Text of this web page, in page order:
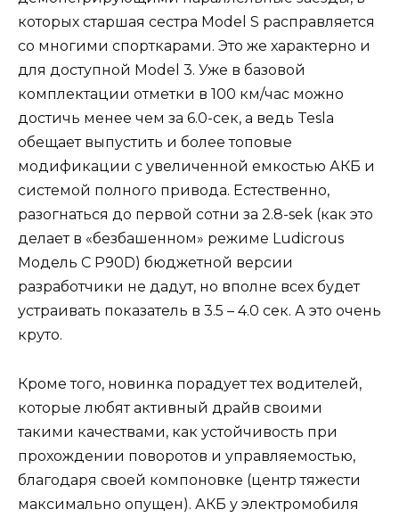
которых старшая сестра Model S расправляется
со многими спорткарами. Это же характерно и
для доступной Model 3. Уже в базовой
комплектации отметки в 100 км/час можно
достичь менее чем за 6.0-сек, а ведь Tesla
обещает выпустить и более топовые
модификации с увеличенной емкостью АКБ и
системой полного привода. Естественно,
разогнаться до первой сотни за 2.8-sek (как это
делает в «безбашенном» режиме Ludicrous
Модель С P90D) бюджетной версии
разработчики не дадут, но вполне всех будет
устраивать показатель в 3.5 – 4.0 сек. А это очень
круто.
Кроме того, новинка порадует тех водителей,
которые любят активный драйв своими
такими качествами, как устойчивость при
прохождении поворотов и управляемостью,
благодаря своей компоновке (центр тяжести
максимально опущен). АКБ у электромобиля